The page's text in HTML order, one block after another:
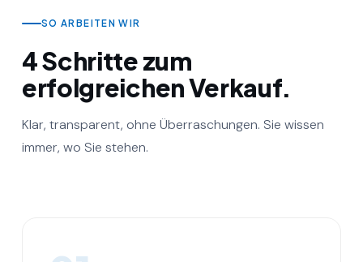
SO ARBEITEN WIR
4 Schritte zum
erfolgreichen Verkauf.
Klar, transparent, ohne Überraschungen. Sie wissen
immer, wo Sie stehen.